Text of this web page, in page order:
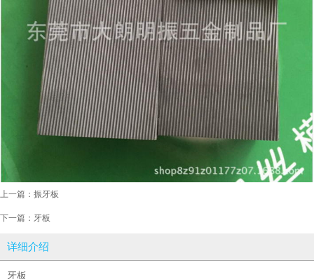
上一篇： 振牙板
下一篇： 牙板
详细介绍
牙板